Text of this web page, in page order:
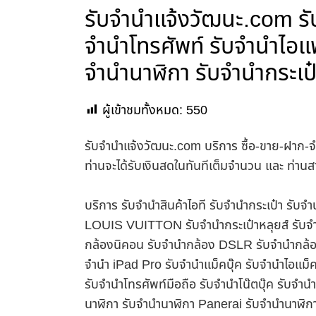
รับจํานําแจ้งวัฒนะ.com
จำนำโทรศัพท์ รับจำนำไอ
จำนำนาฬิกา รับจำนำกระ
ผู้เข้าชมทั้งหมด: 550
รับจํานําแจ้งวัฒนะ.com บริการ ซื้อ-ขาย-ฝาก-จ
ท่านจะได้รับเงินสดในทันทีเต็มจำนวน และ ท่า
บริการ รับจำนำสินค้าไอที รับจำนำกระเป๋า รับจ
LOUIS VUITTON รับจำนำกระเป๋าหลุยส์ รับ
กล้องนิคอน รับจำนำกล้อง DSLR รับจำนำกล้
จำนำ iPad Pro รับจำนำแม็คบุ๊ค รับจำนำไอแ
รับจำนำโทรศัพท์มือถือ รับจำนำโน๊ตบุ๊ค รับจำ
นาฬิกา รับจำนำนาฬิกา Panerai รับจำนำนาฬิ